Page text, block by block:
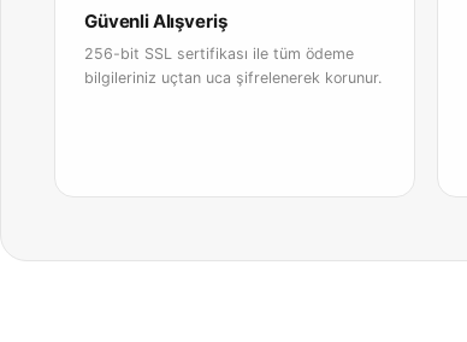
Güvenli Alışveriş
256-bit SSL sertifikası ile tüm ödeme
bilgileriniz uçtan uca şifrelenerek korunur.